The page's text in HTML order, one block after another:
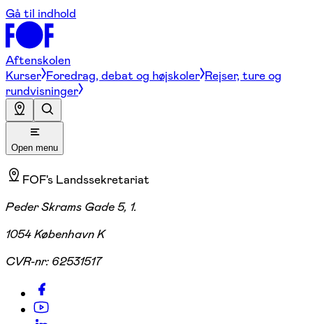
Gå til indhold
Aftenskolen
Kurser Foredrag, debat og højskoler Rejser, ture og
rundvisninger
Open menu
FOF's Landssekretariat
Peder Skrams Gade 5, 1.
1054 København K
CVR-nr: 62531517